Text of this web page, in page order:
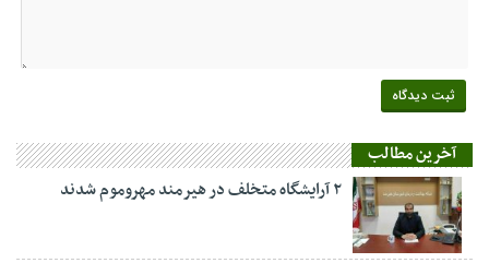
آخرین مطالب
۲ آرایشگاه متخلف در هیرمند مهروموم شدند